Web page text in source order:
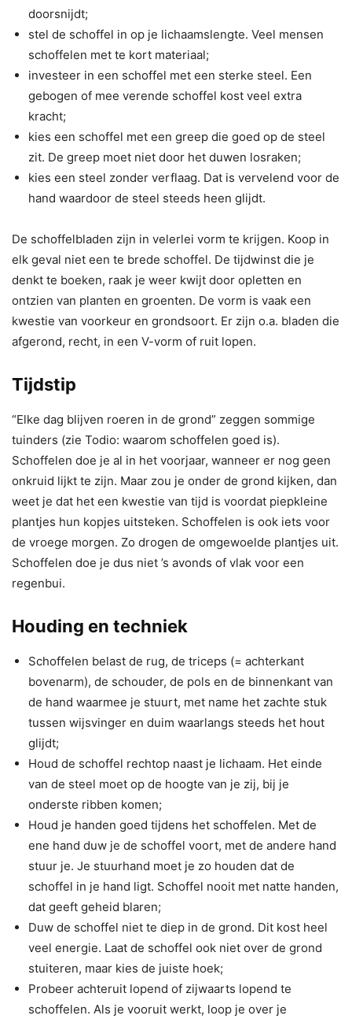
doorsnijdt;
stel de schoffel in op je lichaamslengte. Veel mensen
schoffelen met te kort materiaal;
investeer in een schoffel met een sterke steel. Een
gebogen of mee verende schoffel kost veel extra
kracht;
kies een schoffel met een greep die goed op de steel
zit. De greep moet niet door het duwen losraken;
kies een steel zonder verflaag. Dat is vervelend voor de
hand waardoor de steel steeds heen glijdt.
De schoffelbladen zijn in velerlei vorm te krijgen. Koop in
elk geval niet een te brede schoffel. De tijdwinst die je
denkt te boeken, raak je weer kwijt door opletten en
ontzien van planten en groenten. De vorm is vaak een
kwestie van voorkeur en grondsoort. Er zijn o.a. bladen die
afgerond, recht, in een V-vorm of ruit lopen.
Tijdstip
“Elke dag blijven roeren in de grond” zeggen sommige
tuinders (zie Todio: waarom schoffelen goed is).
Schoffelen doe je al in het voorjaar, wanneer er nog geen
onkruid lijkt te zijn. Maar zou je onder de grond kijken, dan
weet je dat het een kwestie van tijd is voordat piepkleine
plantjes hun kopjes uitsteken. Schoffelen is ook iets voor
de vroege morgen. Zo drogen de omgewoelde plantjes uit.
Schoffelen doe je dus niet ’s avonds of vlak voor een
regenbui.
Houding en techniek
Schoffelen belast de rug, de triceps (= achterkant
bovenarm), de schouder, de pols en de binnenkant van
de hand waarmee je stuurt, met name het zachte stuk
tussen wijsvinger en duim waarlangs steeds het hout
glijdt;
Houd de schoffel rechtop naast je lichaam. Het einde
van de steel moet op de hoogte van je zij, bij je
onderste ribben komen;
Houd je handen goed tijdens het schoffelen. Met de
ene hand duw je de schoffel voort, met de andere hand
stuur je. Je stuurhand moet je zo houden dat de
schoffel in je hand ligt. Schoffel nooit met natte handen,
dat geeft geheid blaren;
Duw de schoffel niet te diep in de grond. Dit kost heel
veel energie. Laat de schoffel ook niet over de grond
stuiteren, maar kies de juiste hoek;
Probeer achteruit lopend of zijwaarts lopend te
schoffelen. Als je vooruit werkt, loop je over je